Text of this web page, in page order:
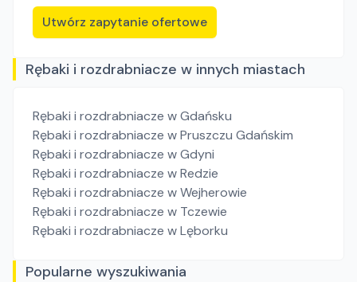
Utwórz zapytanie ofertowe
Rębaki i rozdrabniacze w innych miastach
Rębaki i rozdrabniacze w Gdańsku
Rębaki i rozdrabniacze w Pruszczu Gdańskim
Rębaki i rozdrabniacze w Gdyni
Rębaki i rozdrabniacze w Redzie
Rębaki i rozdrabniacze w Wejherowie
Rębaki i rozdrabniacze w Tczewie
Rębaki i rozdrabniacze w Lęborku
Popularne wyszukiwania